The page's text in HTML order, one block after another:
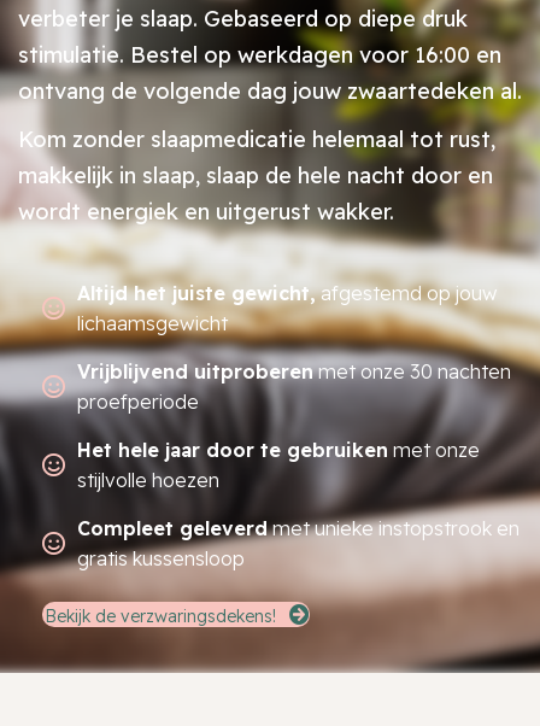
verbeter je slaap. Gebaseerd op diepe druk
stimulatie. Bestel op werkdagen voor 16:00 en
ontvang de volgende dag jouw zwaartedeken al.
Kom zonder slaapmedicatie helemaal tot rust,
makkelijk in slaap, slaap de hele nacht door en
wordt energiek en uitgerust wakker.
Altijd het juiste gewicht,afgestemd op jouw
lichaamsgewicht
Vrijblijvend uitproberenmet onze 30 nachten
proefperiode
Het hele jaar door te gebruiken met onze
stijlvolle hoezen
Compleet geleverdmet unieke instopstrook en
gratis kussensloop
Bekijk de verzwaringsdekens!